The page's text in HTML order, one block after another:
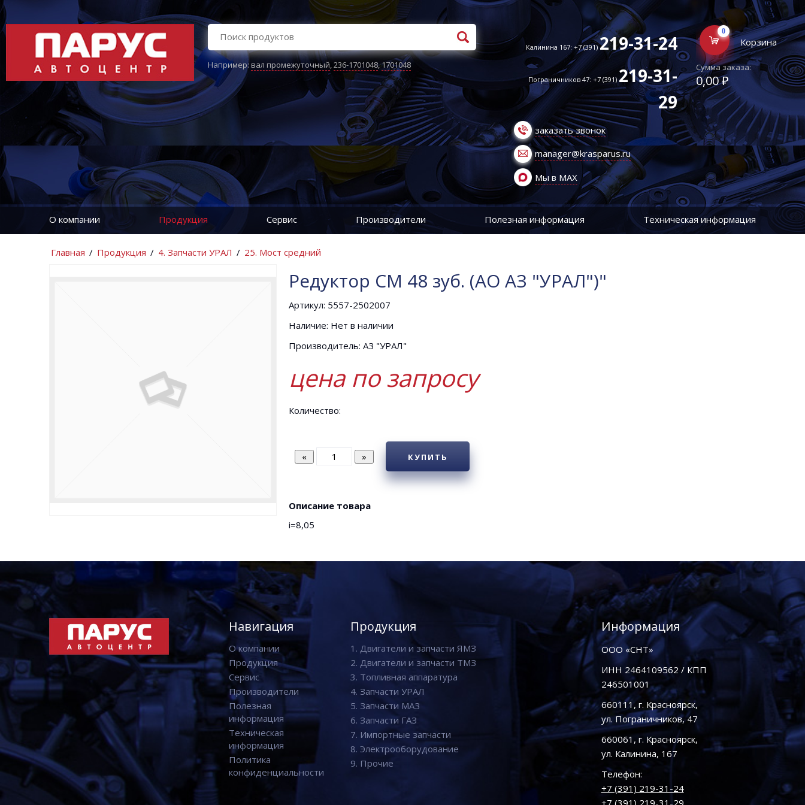
Например:вал промежуточный,236-1701048,1701048
Калинина 167: +7 (391)219-31-24
Пограничников 47: +7 (391)219-31-
29
заказать звонок
manager@krasparus.ru
Мы в MAX
0
Корзина
Сумма заказа:
0,00 ₽
О компании Продукция Сервис Производители Полезная информация Техническая информация
Главная / Продукция / 4. Запчасти УРАЛ / 25. Мост средний
Редуктор СМ 48 зуб. (АО АЗ "УРАЛ")"
Артикул: 5557-2502007
Наличие: Нет в наличии
Производитель: АЗ "УРАЛ"
цена по запросу
Количество:
КУПИТЬ
Описание товара
i=8,05
Навигация
О компании
Продукция
Сервис
Производители
Полезная
информация
Техническая
информация
Политика
конфиденциальности
Продукция
1. Двигатели и запчасти ЯМЗ
2. Двигатели и запчасти ТМЗ
3. Топливная аппаратура
4. Запчасти УРАЛ
5. Запчасти МАЗ
6. Запчасти ГАЗ
7. Импортные запчасти
8. Электрооборудование
9. Прочие
Информация
ООО «СНТ»
ИНН 2464109562 / КПП
246501001
660111, г. Красноярск,
ул. Пограничников, 47
660061, г. Красноярск,
ул. Калинина, 167
Телефон:
+7 (391) 219-31-24
+7 (391) 219-31-29